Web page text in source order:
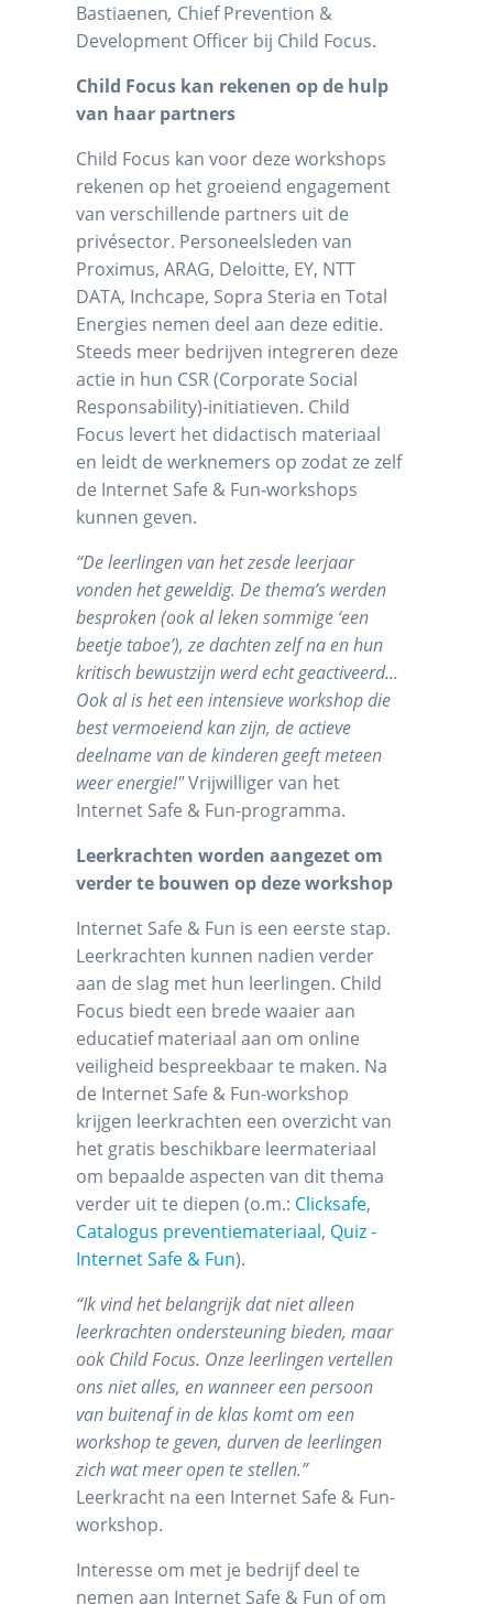
Bastiaenen, Chief Prevention &
Development Officer bij Child Focus.
Child Focus kan rekenen op de hulp
van haar partners
Child Focus kan voor deze workshops
rekenen op het groeiend engagement
van verschillende partners uit de
privésector. Personeelsleden van
Proximus, ARAG, Deloitte, EY, NTT
DATA, Inchcape, Sopra Steria en Total
Energies nemen deel aan deze editie.
Steeds meer bedrijven integreren deze
actie in hun CSR (Corporate Social
Responsability)-initiatieven. Child
Focus levert het didactisch materiaal
en leidt de werknemers op zodat ze zelf
de Internet Safe & Fun-workshops
kunnen geven.
“De leerlingen van het zesde leerjaar
vonden het geweldig. De thema’s werden
besproken (ook al leken sommige ‘een
beetje taboe’), ze dachten zelf na en hun
kritisch bewustzijn werd echt geactiveerd...
Ook al is het een intensieve workshop die
best vermoeiend kan zijn, de actieve
deelname van de kinderen geeft meteen
weer energie!"Vrijwilliger van het
Internet Safe & Fun-programma.
Leerkrachten worden aangezet om
verder te bouwen op deze workshop
Internet Safe & Fun is een eerste stap.
Leerkrachten kunnen nadien verder
aan de slag met hun leerlingen. Child
Focus biedt een brede waaier aan
educatief materiaal aan om online
veiligheid bespreekbaar te maken. Na
de Internet Safe & Fun-workshop
krijgen leerkrachten een overzicht van
het gratis beschikbare leermateriaal
om bepaalde aspecten van dit thema
verder uit te diepen (o.m.: Clicksafe,
Catalogus preventiemateriaal, Quiz -
Internet Safe & Fun).
“Ik vind het belangrijk dat niet alleen
leerkrachten ondersteuning bieden, maar
ook Child Focus. Onze leerlingen vertellen
ons niet alles, en wanneer een persoon
van buitenaf in de klas komt om een
workshop te geven, durven de leerlingen
zich wat meer open te stellen.”
Leerkracht na een Internet Safe & Fun-
workshop.
Interesse om met je bedrijf deel te
nemen aan Internet Safe & Fun of om